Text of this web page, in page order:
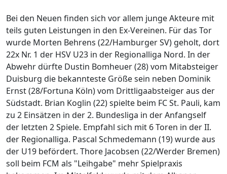
Bei den Neuen finden sich vor allem junge Akteure mit
teils guten Leistungen in den Ex-Vereinen. Für das Tor
wurde Morten Behrens (22/Hamburger SV) geholt, dort
22x Nr. 1 der HSV U23 in der Regionalliga Nord. In der
Abwehr dürfte Dustin Bomheuer (28) vom Mitabsteiger
Duisburg die bekannteste Größe sein neben Dominik
Ernst (28/Fortuna Köln) vom Drittligaabsteiger aus der
Südstadt. Brian Koglin (22) spielte beim FC St. Pauli, kam
zu 2 Einsätzen in der 2. Bundesliga in der Anfangself
der letzten 2 Spiele. Empfahl sich mit 6 Toren in der II.
der Regionalliga. Pascal Schmedemann (19) wurde aus
der U19 befördert. Thore Jacobsen (22/Werder Bremen)
soll beim FCM als "Leihgabe" mehr Spielpraxis